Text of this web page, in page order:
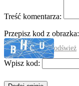
Treść komentarza:
Przepisz kod z obrazka:
odśwież
Wpisz kod: